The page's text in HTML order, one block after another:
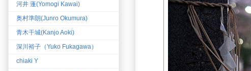
河井 蓬(Yomogi Kawai)
奥村準朗(Junro Okumura)
青木干城(Kanjo Aoki)
深川裕子（Yuko Fukagawa）
chiaki Y